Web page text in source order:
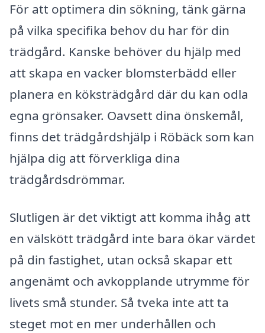
För att optimera din sökning, tänk gärna
på vilka specifika behov du har för din
trädgård. Kanske behöver du hjälp med
att skapa en vacker blomsterbädd eller
planera en köksträdgård där du kan odla
egna grönsaker. Oavsett dina önskemål,
finns det trädgårdshjälp i Röbäck som kan
hjälpa dig att förverkliga dina
trädgårdsdrömmar.
Slutligen är det viktigt att komma ihåg att
en välskött trädgård inte bara ökar värdet
på din fastighet, utan också skapar ett
angenämt och avkopplande utrymme för
livets små stunder. Så tveka inte att ta
steget mot en mer underhållen och